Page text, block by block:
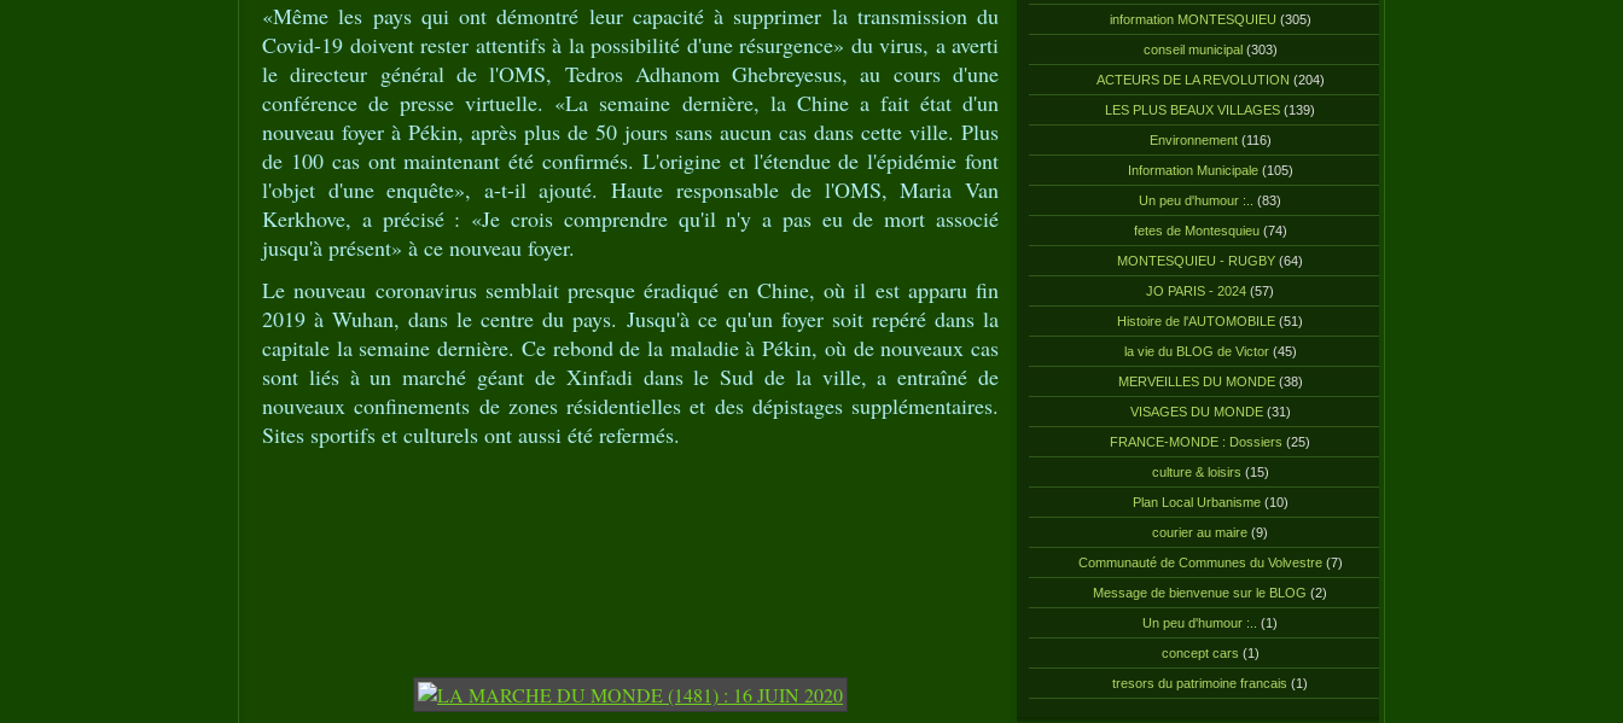
«Même les pays qui ont démontré leur capacité à supprimer la transmission du
Covid-19 doivent rester attentifs à la possibilité d'une résurgence» du virus, a averti
le directeur général de l'OMS, Tedros Adhanom Ghebreyesus, au cours d'une
conférence de presse virtuelle. «La semaine dernière, la Chine a fait état d'un
nouveau foyer à Pékin, après plus de 50 jours sans aucun cas dans cette ville. Plus
de 100 cas ont maintenant été confirmés. L'origine et l'étendue de l'épidémie font
l'objet d'une enquête», a-t-il ajouté. Haute responsable de l'OMS, Maria Van
Kerkhove, a précisé : «Je crois comprendre qu'il n'y a pas eu de mort associé
jusqu'à présent» à ce nouveau foyer.
Le nouveau coronavirus semblait presque éradiqué en Chine, où il est apparu fin
2019 à Wuhan, dans le centre du pays. Jusqu'à ce qu'un foyer soit repéré dans la
capitale la semaine dernière. Ce rebond de la maladie à Pékin, où de nouveaux cas
sont liés à un marché géant de Xinfadi dans le Sud de la ville, a entraîné de
nouveaux confinements de zones résidentielles et des dépistages supplémentaires.
Sites sportifs et culturels ont aussi été refermés.
information MONTESQUIEU (305)
conseil municipal(303)
ACTEURS DE LA REVOLUTION (204)
LES PLUS BEAUX VILLAGES (139)
Environnement(116)
Information Municipale(105)
Un peu d'humour :.. (83)
fetes de Montesquieu(74)
MONTESQUIEU - RUGBY (64)
JO PARIS - 2024 (57)
Histoire de l'AUTOMOBILE (51)
la vie du BLOG de Victor(45)
MERVEILLES DU MONDE(38)
VISAGES DU MONDE(31)
FRANCE-MONDE : Dossiers (25)
culture & loisirs (15)
Plan Local Urbanisme(10)
courier au maire (9)
Communauté de Communes du Volvestre(7)
Message de bienvenue sur le BLOG (2)
Un peu d'humour :.. (1)
concept cars (1)
tresors du patrimoine francais (1)